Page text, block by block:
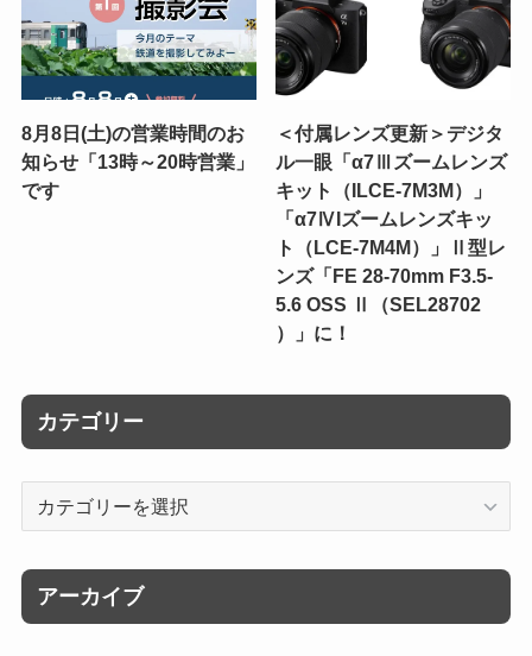
8月8日(土)の営業時間のお
知らせ「13時～20時営業」
です
＜付属レンズ更新＞デジタ
ル一眼「α7Ⅲズームレンズ
キット（ILCE-7M3M）」
「α7ⅣIズームレンズキッ
ト（LCE-7M4M）」Ⅱ型レ
ンズ「FE 28-70mm F3.5-
5.6 OSS Ⅱ（SEL28702
）」に！
カテゴリー
リ
ー
アーカイブ